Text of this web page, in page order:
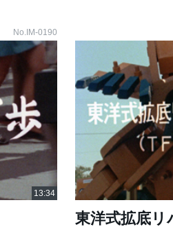
No.IM-0190
東洋式拡底リ